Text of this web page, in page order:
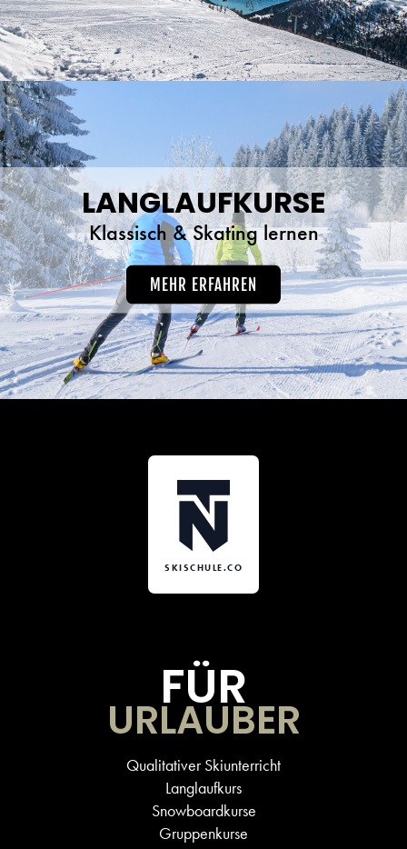
LANGLAUFKURSE
Klassisch & Skating lernen
MEHR ERFAHREN
SKISCHULE.CO
FÜR
URLAUBER
Qualitativer Skiunterricht
Langlaufkurs
Snowboardkurse
Gruppenkurse